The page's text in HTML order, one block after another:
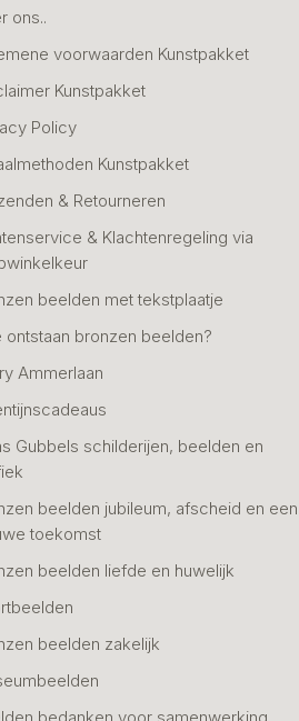
ons..
voorwaarden Kunstpakket
Kunstpakket
Policy
Kunstpakket
& Retourneren
& Klachtenregeling via
beelden met tekstplaatje
ontstaan bronzen beelden?
Ammerlaan
Gubbels schilderijen, beelden en
beelden jubileum, afscheid en een
toekomst
beelden liefde en huwelijk
beelden zakelijk
bedanken voor samenwerking